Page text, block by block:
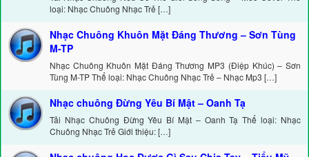
loại: Nhạc Chuông Nhạc Trẻ […]
Nhạc Chuông Khuôn Mặt Đáng Thương – Sơn Tùng
M-TP
Nhạc Chuông Khuôn Mặt Đáng Thương MP3 (Điệp Khúc) – Sơn
Tùng M-TP Thể loại: Nhạc Chuông Nhạc Trẻ – Nhạc Mp3 […]
Nhạc chuông Đừng Yêu Bí Mật – Oanh Tạ
Tải Nhạc Chuông Đừng Yêu Bí Mật – Oanh Tạ Thể loại: Nhạc
Chuông Nhạc Trẻ Giới thiệu: […]